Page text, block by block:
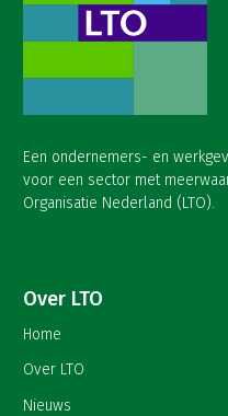
Een ondernemers- en
voor een sector met
Organisatie Nederland (LTO).
Over LTO
Home
Over LTO
Nieuws